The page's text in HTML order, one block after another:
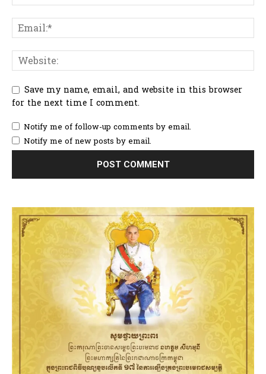
Save my name, email, and website in this browser
for the next time I comment.
Notify me of follow-up comments by email.
Notify me of new posts by email.